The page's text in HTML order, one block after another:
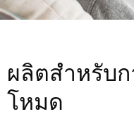
ผลิตสำหรับ
โหมด